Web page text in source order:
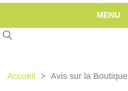
MENU
Accueil Avis sur la Boutique